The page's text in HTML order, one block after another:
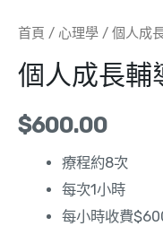
首頁 / 心理學 / 個人成
個人成長輔
$600.00
療程約8次
每次1小時
每小時收費